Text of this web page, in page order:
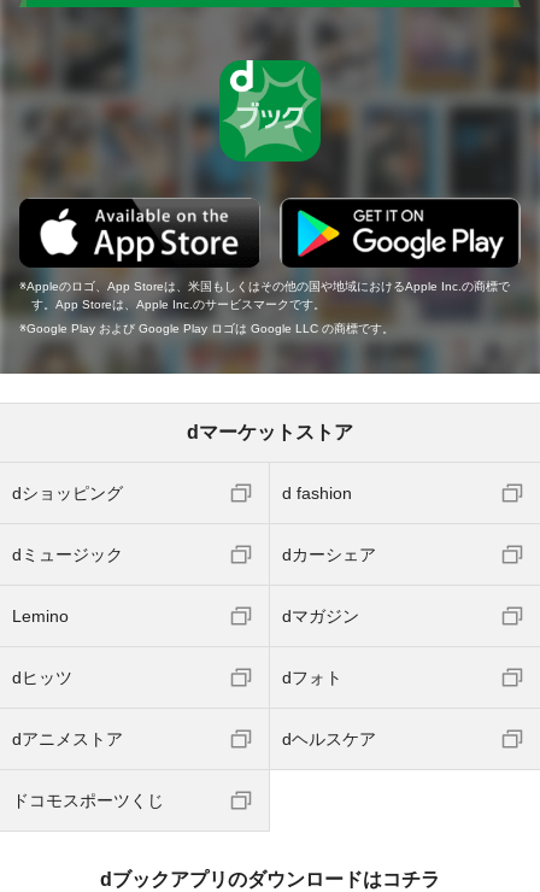
Appleのロゴ、App Storeは、米国もしくはその他の国や地域におけるApple Inc.の商標で
す。App Storeは、Apple Inc.のサービスマークです。
Google Play および Google Play ロゴは Google LLC の商標です。
dマーケットストア
dショッピング d fashion
dミュージック dカーシェア
Lemino dマガジン
dヒッツ dフォト
dアニメストア dヘルスケア
ドコモスポーツくじ
dブックアプリのダウンロードはコチラ